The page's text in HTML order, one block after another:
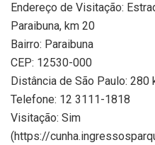
Endereço de Visitação:
Paraibuna, km 20
Bairro: Paraibuna
CEP: 12530-000
Distância de São Paulo: 280
Telefone: 12 3111-1818
Visitação: Sim
(https://